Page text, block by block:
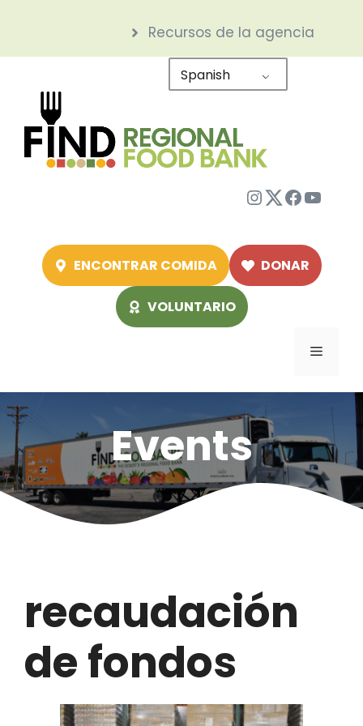
contenido
Recursos de la agencia
Spanish
Instagram
Twitter
ENCONTRAR COMIDA DONAR
VOLUNTARIO
Menú
Events
recaudación
de fondos